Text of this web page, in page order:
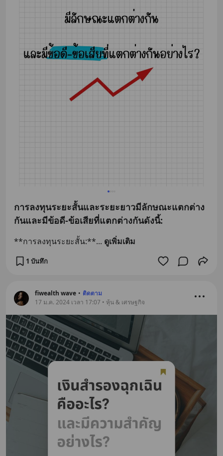
การลงทุนระยะสั้นและระยะยาวมีลักษณะแตกต่าง
กันและมีข้อดี-ข้อเสียที่แตกต่างกันดังนี้:
**การลงทุนระยะสั้น:**... ดูเพิ่มเติม
1 บันทึก
fiwealth wave • ติดตาม
17 ม.ค. 2024 เวลา 17:07 • หุ้น & เศรษฐกิจ